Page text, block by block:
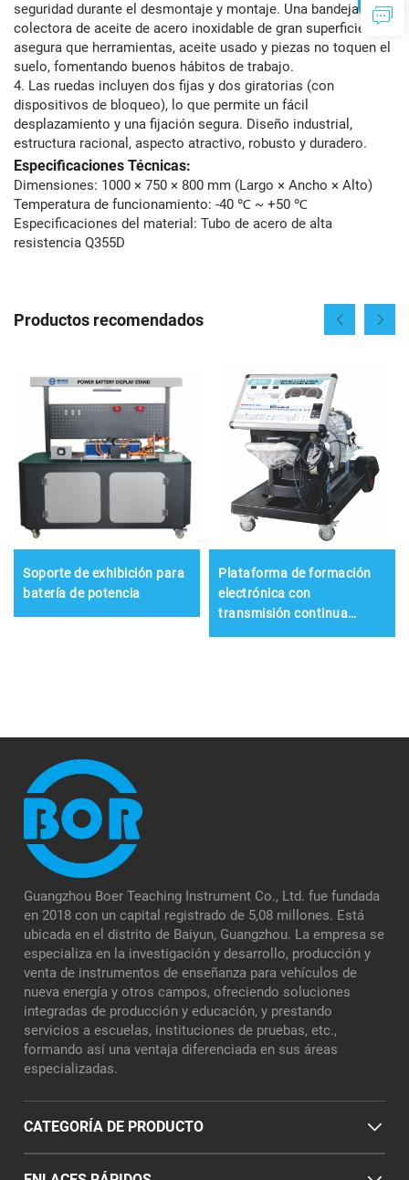
seguridad durante el desmontaje y montaje. Una bandeja
colectora de aceite de acero inoxidable de gran superficie
asegura que herramientas, aceite usado y piezas no toquen el
suelo, fomentando buenos hábitos de trabajo.
4. Las ruedas incluyen dos fijas y dos giratorias (con
dispositivos de bloqueo), lo que permite un fácil
desplazamiento y una fijación segura. Diseño industrial,
estructura racional, aspecto atractivo, robusto y duradero.
Especificaciones Técnicas:
Dimensiones: 1000 × 750 × 800 mm (Largo × Ancho × Alto)
Temperatura de funcionamiento: -40 ℃ ~ +50 ℃
Especificaciones del material: Tubo de acero de alta
resistencia Q355D
Productos recomendados
Soporte de exhibición para
batería de potencia
Plataforma de formación
electrónica con
transmisión continua
Guangzhou Boer Teaching Instrument Co., Ltd. fue fundada
en 2018 con un capital registrado de 5,08 millones. Está
ubicada en el distrito de Baiyun, Guangzhou. La empresa se
especializa en la investigación y desarrollo, producción y
venta de instrumentos de enseñanza para vehículos de
nueva energía y otros campos, ofreciendo soluciones
integradas de producción y educación, y prestando
servicios a escuelas, instituciones de pruebas, etc.,
formando así una ventaja diferenciada en sus áreas
especializadas.
CATEGORÍA DE PRODUCTO